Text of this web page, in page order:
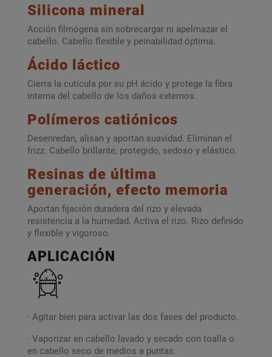
Silicona mineral
Acción filmógena sin sobrecargar ni apelmazar el
cabello. Cabello flexible y peinabilidad óptima.
Ácido láctico
Cierra la cutícula por su pH ácido y protege la fibra
interna del cabello de los daños externos.
Polímeros catiónicos
Desenredan, alisan y aportan suavidad. Eliminan el
frizz. Cabello brillante, protegido, sedoso y elástico.
Resinas de última
generación, efecto memoria
Aportan fijación duradera del rizo y elevada
resistencia a la humedad. Activa el rizo. Rizo definido
y flexible y vigoroso.
APLICACIÓN
· Agitar bien para activar las dos fases del producto.
· Vaporizar en cabello lavado y secado con toalla o
en cabello seco de medios a puntas.